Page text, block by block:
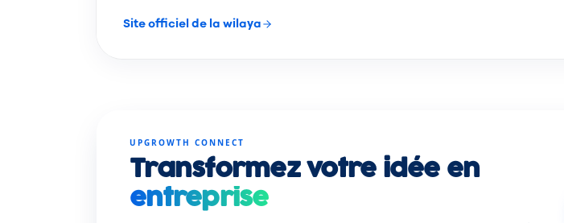
Site officiel de la wilaya
UPGROWTH CONNECT
Transformez votre idée en
entreprise